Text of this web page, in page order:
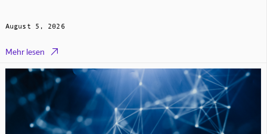
August 5, 2026
Mehr lesen 